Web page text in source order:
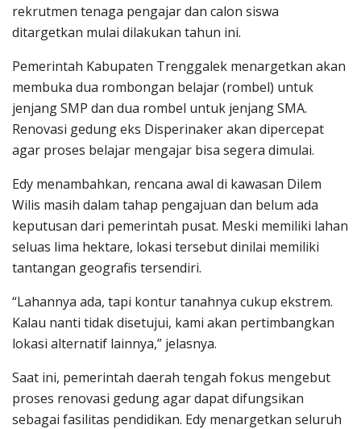
rekrutmen tenaga pengajar dan calon siswa
ditargetkan mulai dilakukan tahun ini.
Pemerintah Kabupaten Trenggalek menargetkan akan
membuka dua rombongan belajar (rombel) untuk
jenjang SMP dan dua rombel untuk jenjang SMA.
Renovasi gedung eks Disperinaker akan dipercepat
agar proses belajar mengajar bisa segera dimulai.
Edy menambahkan, rencana awal di kawasan Dilem
Wilis masih dalam tahap pengajuan dan belum ada
keputusan dari pemerintah pusat. Meski memiliki lahan
seluas lima hektare, lokasi tersebut dinilai memiliki
tantangan geografis tersendiri.
“Lahannya ada, tapi kontur tanahnya cukup ekstrem.
Kalau nanti tidak disetujui, kami akan pertimbangkan
lokasi alternatif lainnya,” jelasnya.
Saat ini, pemerintah daerah tengah fokus mengebut
proses renovasi gedung agar dapat difungsikan
sebagai fasilitas pendidikan. Edy menargetkan seluruh